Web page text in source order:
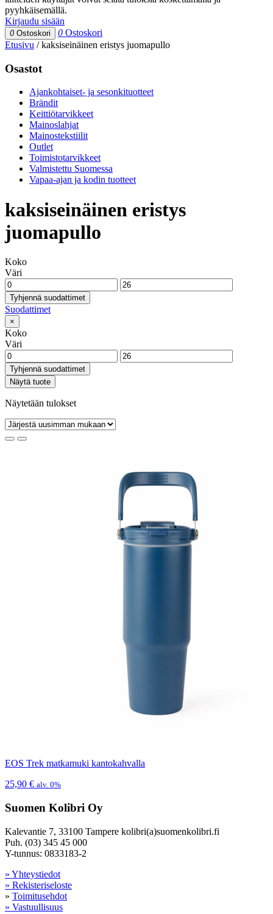
pyyhkäisemällä.
Kirjaudu sisään
0 Ostoskori 0 Ostoskori
Etusivu /kaksiseinäinen eristys juomapullo
Osastot
Ajankohtaiset- ja sesonkituotteet
Brändit
Keittiötarvikkeet
Mainoslahjat
Mainostekstiilit
Outlet
Toimistotarvikkeet
Valmistettu Suomessa
Vapaa-ajan ja kodin tuotteet
kaksiseinäinen eristys
juomapullo
Koko
Väri
Tyhjennä suodattimet
Suodattimet
×
Koko
Väri
Tyhjennä suodattimet
Näytä tuote
Näytetään tulokset
EOS Trek matkamuki kantokahvalla
25,90 € alv. 0%
Suomen Kolibri Oy
Kalevantie 7, 33100 Tampere kolibri(a)suomenkolibri.fi
Puh. (03) 345 45 000
Y-tunnus: 0833183-2
» Yhteystiedot
» Rekisteriseloste
» Toimitusehdot
» Vastuullisuus